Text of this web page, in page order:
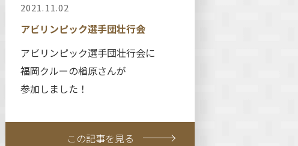
2021.11.02
アビリンピック選手団壮行会
アビリンピック選手団壮行会に
福岡クルーの楢原さんが
参加しました！
この記事を見る